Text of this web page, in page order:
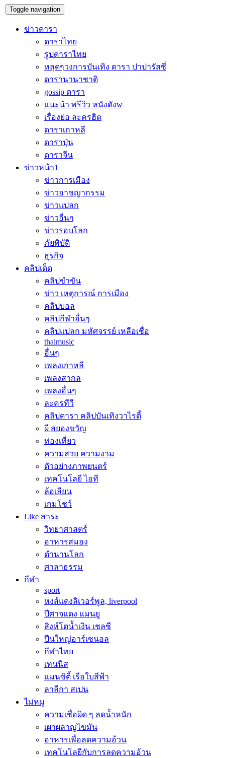
Toggle navigation
ข่าวดารา
ดาราไทย
รูปดาราไทย
หลุดๆวงการบันเทิง ดารา ปาปารัสซี่
ดารานานาชาติ
gossip ดารา
แนะนำ พรีวิว หนังดังw
เรื่องย่อ ละครฮิต
ดาราเกาหลี
ดาราปุ่น
ดาราจีน
ข่าวหน้า1
ข่าวการเมือง
ข่าวอาชญากรรม
ข่าวแปลก
ข่าวอื่นๆ
ข่าวรอบโลก
ภัยพิบัติ
ธุรกิจ
คลิปเด็ด
คลิปขำขัน
ข่าว เหตุการณ์ การเมือง
คลิปบอล
คลิปกีฬาอื่นๆ
คลิปแปลก มหัศจรรย์ เหลือเชื่อ
thaimusic
อื่นๆ
เพลงเกาหลี
เพลงสากล
เพลงอื่นๆ
ละครทีวี
คลิปดารา คลิปบันเทิงวาไรตี้
ผี สยองขวัญ
ท่องเที่ยว
ความสวย ความงาม
ตัวอย่างภาพยนตร์
เทคโนโลยี ไอที
ล้อเลียน
เกมโชว์
Like สาระ
วิทยาศาสตร์
อาหารสมอง
ตำนานโลก
ศาลาธรรม
กีฬา
sport
หงส์แดงลิเวอร์พูล, liverpool
ปีศาจแดง แมนยู
สิงห์โตน้ำเงิน เชลซี
ปืนใหญ่อาร์เซนอล
กีฬาไทย
เทนนิส
แมนซิตี้ เรือใบสีฟ้า
ลาลีกา สเปน
ไม่หมู
ความเชื่อผิด ๆ ลดน้ำหนัก
เผาผลาญไขมัน
อาหารเพื่อลดความอ้วน
เทคโนโลยีกับการลดความอ้วน